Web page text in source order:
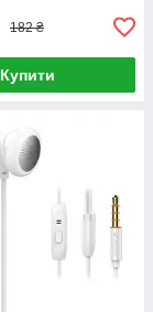
182 ₴
Купити